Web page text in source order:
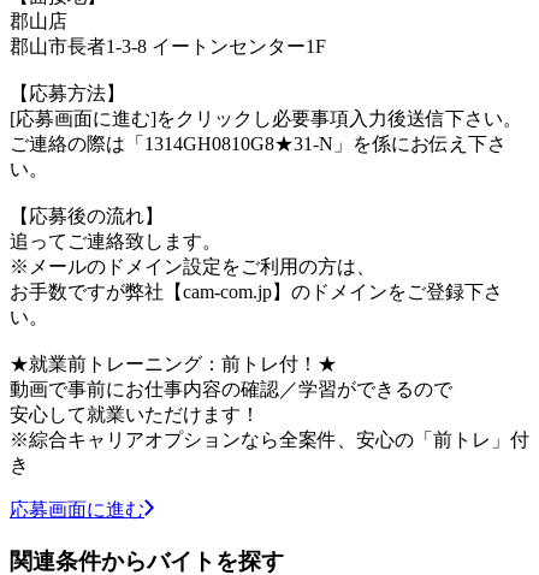
郡山店
郡山市長者1-3-8 イートンセンター1F
【応募方法】
[応募画面に進む]をクリックし必要事項入力後送信下さい。
ご連絡の際は「1314GH0810G8★31-N」を係にお伝え下さ
い。
【応募後の流れ】
追ってご連絡致します。
※メールのドメイン設定をご利用の方は、
お手数ですが弊社【cam-com.jp】のドメインをご登録下さ
い。
★就業前トレーニング：前トレ付！★
動画で事前にお仕事内容の確認／学習ができるので
安心して就業いただけます！
※綜合キャリアオプションなら全案件、安心の「前トレ」付
き
応募画面に進む
関連条件からバイトを探す